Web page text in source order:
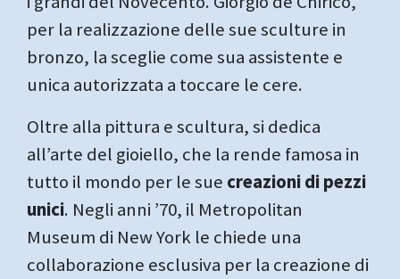
per la realizzazione delle sue sculture in
bronzo, la sceglie come sua assistente e
unica autorizzata a toccare le cere.
Oltre alla pittura e scultura, si dedica
all’arte del gioiello, che la rende famosa in
tutto il mondo per le sue creazioni di pezzi
unici. Negli anni ’70, il Metropolitan
Museum di New York le chiede una
collaborazione esclusiva per la creazione di